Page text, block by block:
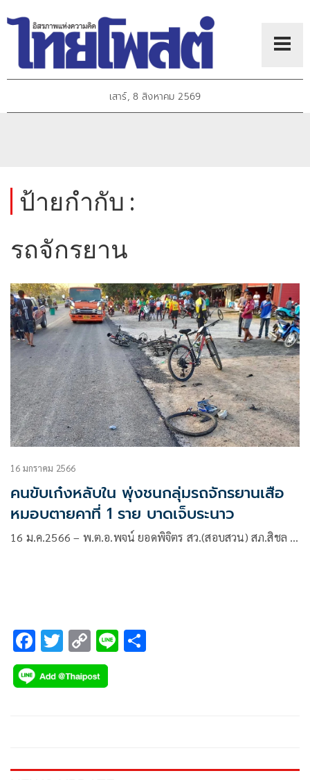
เสาร์, 8 สิงหาคม 2569
ป้ายกำกับ :
รถจักรยาน
16 มกราคม 2566
คนขับเก๋งหลับใน พุ่งชนกลุ่มรถจักรยานเสือ
หมอบตายคาที่ 1 ราย บาดเจ็บระนาว
16 ม.ค.2566 – พ.ต.อ.พจน์ ยอดพิจิตร สว.(สอบสวน) สภ.สิชล …
F
ac
e
k
T
wi
tt
C
o
p
k
Li